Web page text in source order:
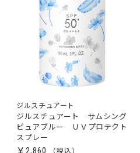
ジルスチュアート
ジルスチュアート サムシング
ピュアブルー ＵＶプロテクト
スプレー
￥2,860